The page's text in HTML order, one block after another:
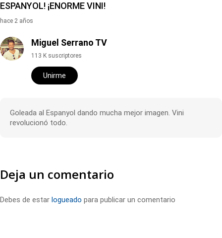
ESPANYOL! ¡ENORME VINI!
hace 2 años
Miguel Serrano TV
113 K suscriptores
Unirme
Goleada al Espanyol dando mucha mejor imagen. Vini
revolucionó todo.
Deja un comentario
Debes de estar logueado para publicar un comentario